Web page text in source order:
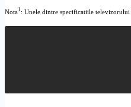
Nota1 : Unele dintre specificatiile televizorului